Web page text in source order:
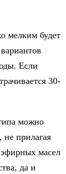
мелким будет
Если
30-
можно
не прилагая
масел
да и